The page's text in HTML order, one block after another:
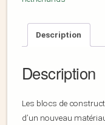
Description
Description
Les blocs de
d’un nouveau